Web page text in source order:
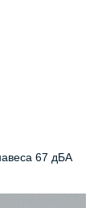
67 дБА